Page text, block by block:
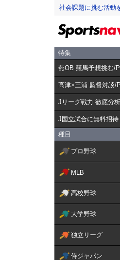
社会課題に挑む活動
特集
燕OB 競馬予想挑む/
髙津×三浦 監督対談/
Jリーグ戦力 徹底分析
J国立試合に無料招待
種目
プロ野球
MLB
高校野球
大学野球
独立リーグ
侍ジャパン